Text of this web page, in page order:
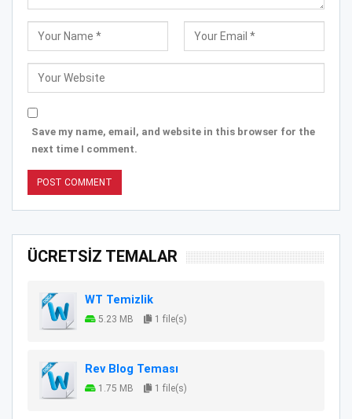
Save my name, email, and website in this browser for the
next time I comment.
ÜCRETSİZ TEMALAR
WT Temizlik
5.23 MB 1 file(s)
Rev Blog Teması
1.75 MB 1 file(s)